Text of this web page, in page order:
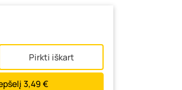
Pirkti iškart
3,49 €